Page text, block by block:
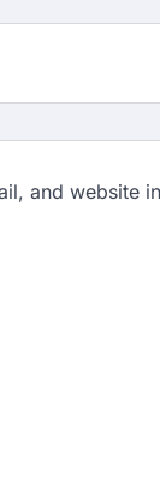
and website